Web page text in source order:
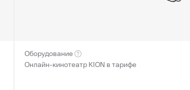
Оборудование
Онлайн-кинотеатр KION в тарифе